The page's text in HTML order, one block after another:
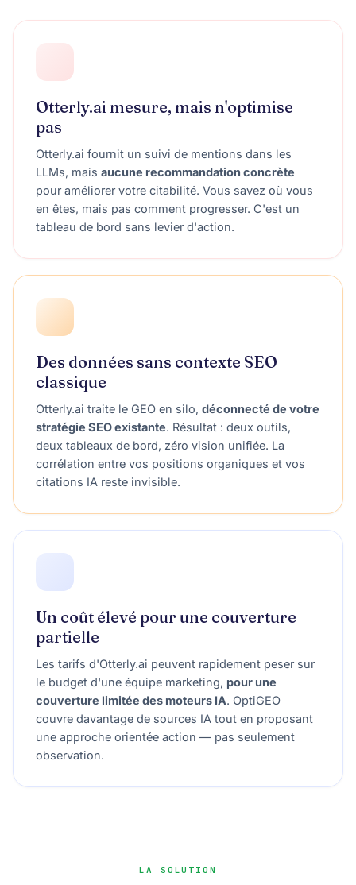
Otterly.ai mesure, mais n'optimise
pas
Otterly.ai fournit un suivi de mentions dans les
LLMs, mais aucune recommandation concrète
pour améliorer votre citabilité. Vous savez où vous
en êtes, mais pas comment progresser. C'est un
tableau de bord sans levier d'action.
Des données sans contexte SEO
classique
Otterly.ai traite le GEO en silo, déconnecté de votre
stratégie SEO existante. Résultat : deux outils,
deux tableaux de bord, zéro vision unifiée. La
corrélation entre vos positions organiques et vos
citations IA reste invisible.
Un coût élevé pour une couverture
partielle
Les tarifs d'Otterly.ai peuvent rapidement peser sur
le budget d'une équipe marketing, pour une
couverture limitée des moteurs IA. OptiGEO
couvre davantage de sources IA tout en proposant
une approche orientée action — pas seulement
observation.
LA SOLUTION